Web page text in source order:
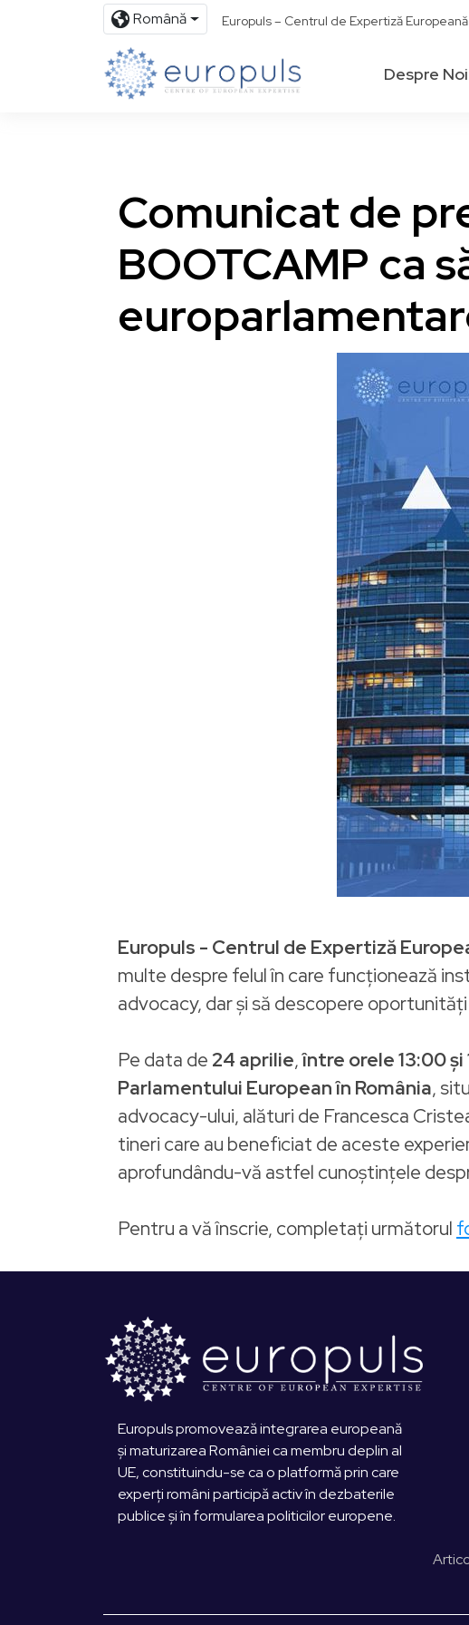
Română Europuls – Centrul de Expertiză Europeană
Despre Noi
Comunicat de
BOOTCAMP ca
Europuls - Centrul de Expertiză
multe despre felul în care funcționează
advocacy, dar și să descopere
Pe data de 24 aprilie,între orele 13:00 și
Parlamentului European în România,
advocacy-ului, alături de Francesca
tineri care au beneficiat de aceste
aprofundându-vă astfel cunoștințele
Pentru a vă înscrie, completați următorul
Europuls promovează integrarea europeană
și maturizarea României ca membru deplin al
UE, constituindu-se ca o platformă prin care
experți români participă activ în dezbaterile
publice și în formularea politicilor europene.